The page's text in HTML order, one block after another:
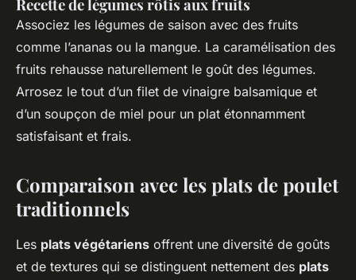
Recette de légumes rôtis aux fruits
Associez les légumes de saison avec des fruits
comme l’ananas ou la mangue. La caramélisation des
fruits rehausse naturellement le goût des légumes.
Arrosez le tout d’un filet de vinaigre balsamique et
d’un soupçon de miel pour un plat étonnamment
satisfaisant et frais.
Comparaison avec les plats de poulet
traditionnels
Les plats végétariens offrent une diversité de goûts
et de textures qui se distinguent nettement des plats